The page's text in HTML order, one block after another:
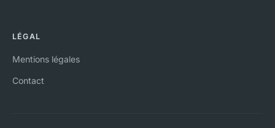
LÉGAL
Mentions légales
Contact